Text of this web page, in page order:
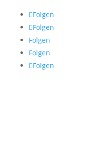
Folgen
Folgen
Folgen
Folgen
Folgen